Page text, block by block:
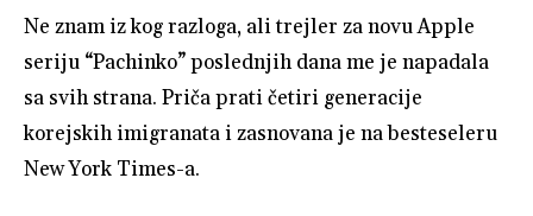
Ne znam iz kog razloga, ali trejler za novu Apple
seriju “Pachinko” poslednjih dana me je napadala
sa svih strana. Priča prati četiri generacije
korejskih imigranata i zasnovana je na besteseleru
New York Times-a.